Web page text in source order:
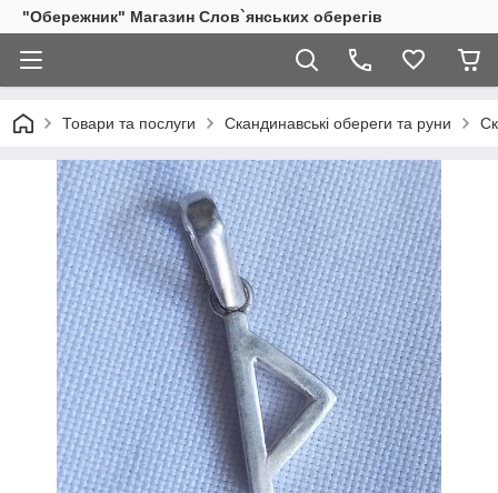
"Обережник" Магазин Слов`янських оберегів
Товари та послуги Скандинавські обереги та руни